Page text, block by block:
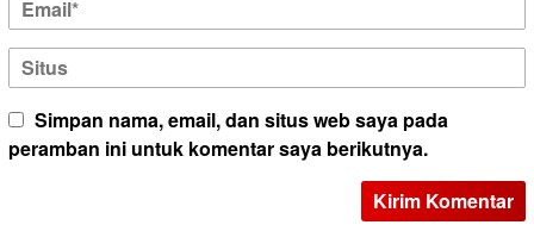
Simpan nama, email, dan situs web saya pada
peramban ini untuk komentar saya berikutnya.